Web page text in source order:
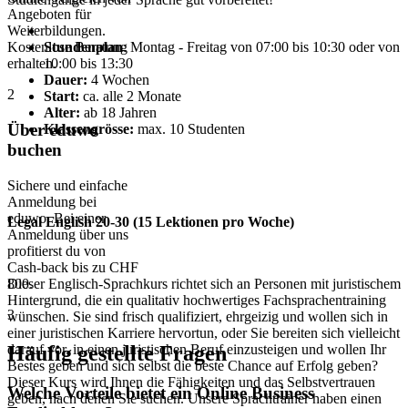
Stundenplan: Montag - Freitag von 07:00 bis 10:30 oder von
10:00 bis 13:30
Dauer: 4 Wochen
Start: ca. alle 2 Monate
Alter: ab 18 Jahren
Klassengrösse: max. 10 Studenten
Legal English 20-30 (15 Lektionen pro Woche)
Dieser Englisch-Sprachkurs richtet sich an Personen mit juristischem
Hintergrund, die ein qualitativ hochwertiges Fachsprachentraining
wünschen. Sie sind frisch qualifiziert, ehrgeizig und wollen sich in
einer juristischen Karriere hervortun, oder Sie bereiten sich vielleicht
darauf vor, in einen juristischen Beruf einzusteigen und wollen Ihr
Bestes geben und sich selbst die beste Chance auf Erfolg geben?
Dieser Kurs wird Ihnen die Fähigkeiten und das Selbstvertrauen
geben, nach denen Sie suchen. Unsere Sprachtrainer haben einen
Angeboten für
Weiterbildungen.
Kostenlose Beratung
erhalten.
2
Über eduwo
buchen
Sichere und einfache
Anmeldung bei
eduwo. Bei einer
Anmeldung über uns
profitierst du von
Cash-back bis zu CHF
800.
3
Häufig gestellte Fragen
Welche Vorteile bietet ein Online Business